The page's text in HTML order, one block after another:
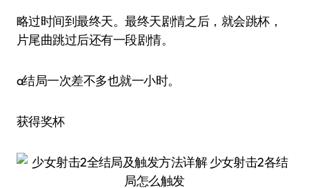
略过时间到最终天。最终天剧情之后，就会跳杯，
片尾曲跳过后还有一段剧情。
a结局一次差不多也就一小时。
获得奖杯